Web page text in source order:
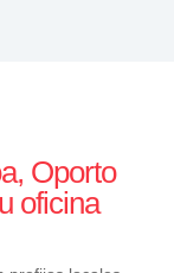
Oporto
oficina